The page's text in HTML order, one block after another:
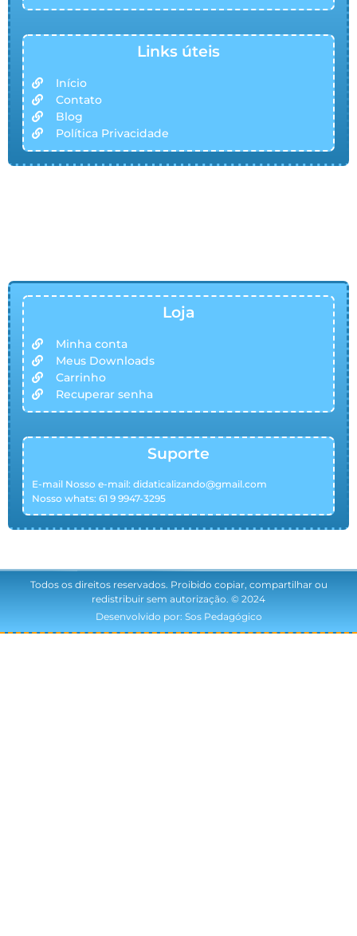
Links úteis
Início
Contato
Blog
Política Privacidade
Loja
Minha conta
Meus Downloads
Carrinho
Recuperar senha
Suporte
E-mail Nosso e-mail: didaticalizando@gmail.com
Nosso whats: 61 9 9947-3295
Todos os direitos reservados. Proibido copiar, compartilhar ou
redistribuir sem autorização. © 2024
Desenvolvido por: Sos Pedagógico